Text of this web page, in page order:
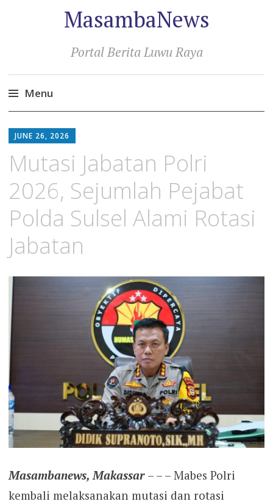
MasambaNews
Portal Berita Luwu Raya
Menu
to
JUNE 26, 2026
Mutasi Jabatan Polri
2026, Sejumlah Pejabat
Polda Sulsel Alami Rotasi
Jabatan
Masambanews, Makassar – – – Mabes Polri
kembali melaksanakan mutasi dan rotasi